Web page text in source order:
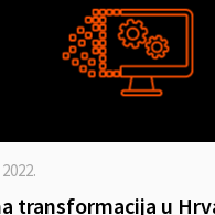
transformacija u